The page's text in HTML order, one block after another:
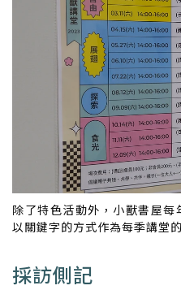
除了特色活動外，小獸書屋
以關鍵字的方式作為每季講堂
採訪側記